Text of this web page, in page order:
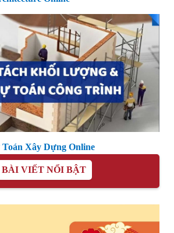
Xây Dựng Online
BÀI VIẾT NỔI BẬT